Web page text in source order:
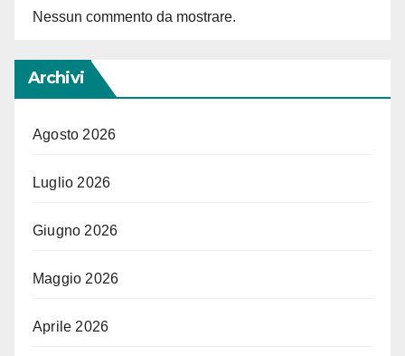
Nessun commento da mostrare.
Archivi
Agosto 2026
Luglio 2026
Giugno 2026
Maggio 2026
Aprile 2026